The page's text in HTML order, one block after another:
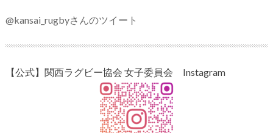
@kansai_rugbyさんのツイート
【公式】関西ラグビー協会 女子委員会 Instagram